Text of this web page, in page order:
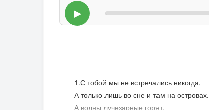
▶
1.С тобой мы не встречались никогда,
А только лишь во сне и там на островах.
А волны лучезарные горят,